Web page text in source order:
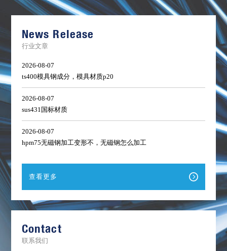
清
News Release
行业文章
2026-08-07
ts400模具钢成分，模具材质p20
2026-08-07
sus431国标材质
2026-08-07
hpm75无磁钢加工变形不，无磁钢怎么加工
查看更多
Contact
联系我们